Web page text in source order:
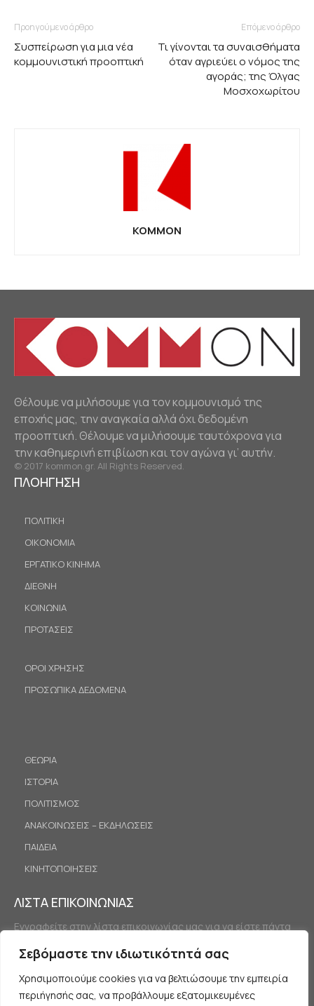
Σεβόμαστε την ιδιωτικότητά σας
Χρησιμοποιούμε cookies για να βελτιώσουμε την εμπειρία
περιήγησής σας, να προβάλλουμε εξατομικευμένες
Προηγούμενο άρθρο
Συσπείρωση για μια νέα
κομμουνιστική προοπτική
Επόμενο άρθρο
Τι γίνονται τα συναισθήματα
όταν αγριεύει ο νόμος της
αγοράς; της Όλγας
Μοσχοχωρίτου
KOMMON
Θέλουμε να μιλήσουμε για τον κομμουνισμό της
εποχής μας, την αναγκαία αλλά όχι δεδομένη
προοπτική. Θέλουμε να μιλήσουμε ταυτόχρονα για
την καθημερινή επιβίωση και τον αγώνα γι’ αυτήν.
© 2017 kommon.gr. All Rights Reserved.
ΠΛΟΗΓΗΣΗ
ΠΟΛΙΤΙΚΗ
ΟΙΚΟΝΟΜΙΑ
ΕΡΓΑΤΙΚΟ ΚΙΝΗΜΑ
ΔΙΕΘΝΗ
ΚΟΙΝΩΝΙΑ
ΠΡΟΤΑΣΕΙΣ
ΟΡΟΙ ΧΡΗΣΗΣ
ΠΡΟΣΩΠΙΚΑ ΔΕΔΟΜΕΝΑ
ΘΕΩΡΙΑ
ΙΣΤΟΡΙΑ
ΠΟΛΙΤΙΣΜΟΣ
ΑΝΑΚΟΙΝΩΣΕΙΣ – ΕΚΔΗΛΩΣΕΙΣ
ΠΑΙΔΕΙΑ
ΚΙΝΗΤΟΠΟΙΗΣΕΙΣ
ΛΙΣΤΑ ΕΠΙΚΟΙΝΩΝΙΑΣ
Εγγραφείτε στην λίστα επικοινωνίας μας για να είστε πάντα